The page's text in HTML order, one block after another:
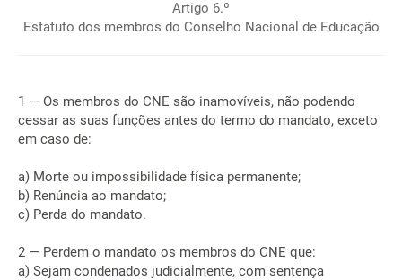
Artigo 6.º
Estatuto dos membros do Conselho Nacional de Educação
1 — Os membros do CNE são inamovíveis, não podendo
cessar as suas funções antes do termo do mandato, exceto
em caso de:
a) Morte ou impossibilidade física permanente;
b) Renúncia ao mandato;
c) Perda do mandato.
2 — Perdem o mandato os membros do CNE que:
a) Sejam condenados judicialmente, com sentença